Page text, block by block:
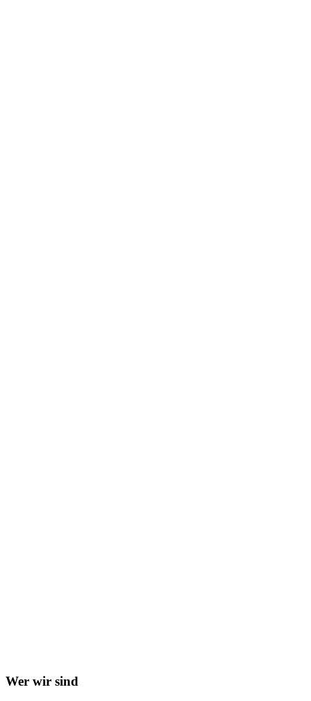
Wer wir sind